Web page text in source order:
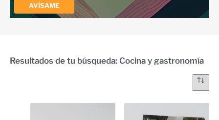
AVÍSAME
Resultados de tu búsqueda: Cocina y gastronomía